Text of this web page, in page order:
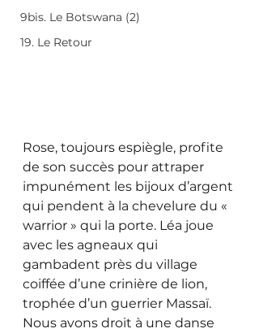
9bis. Le Botswana (2)
19. Le Retour
Rose, toujours espiègle, profite
de son succès pour attraper
impunément les bijoux d’argent
qui pendent à la chevelure du «
warrior » qui la porte. Léa joue
avec les agneaux qui
gambadent près du village
coiffée d’une crinière de lion,
trophée d’un guerrier Massaï.
Nous avons droit à une danse